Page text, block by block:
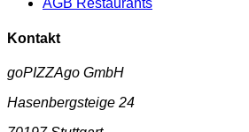
AGB Restaurants
Kontakt
goPIZZAgo GmbH
Hasenbergsteige 24